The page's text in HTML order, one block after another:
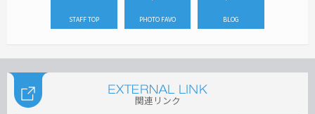
STAFF TOP PHOTO FAVO BLOG
関連リンク